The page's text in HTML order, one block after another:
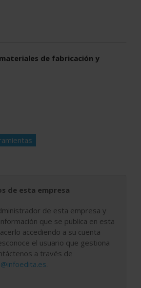
de fabricación y
de esta empresa
de esta empresa y
que se publica en esta
accediendo a su cuenta
el usuario que gestiona
a través de
.